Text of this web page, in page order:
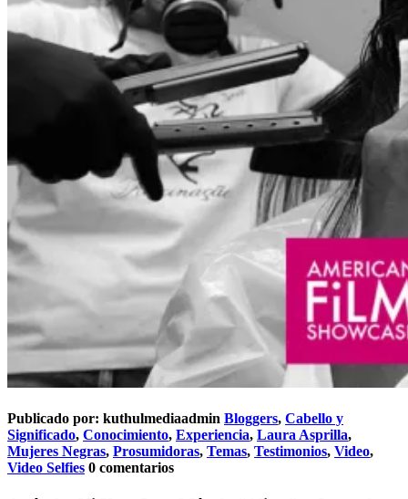
Publicado por: kuthulmediaadmin Bloggers, Cabello y
Significado, Conocimiento, Experiencia, Laura Asprilla,
Mujeres Negras, Prosumidoras, Temas, Testimonios, Video,
Video Selfies 0 comentarios